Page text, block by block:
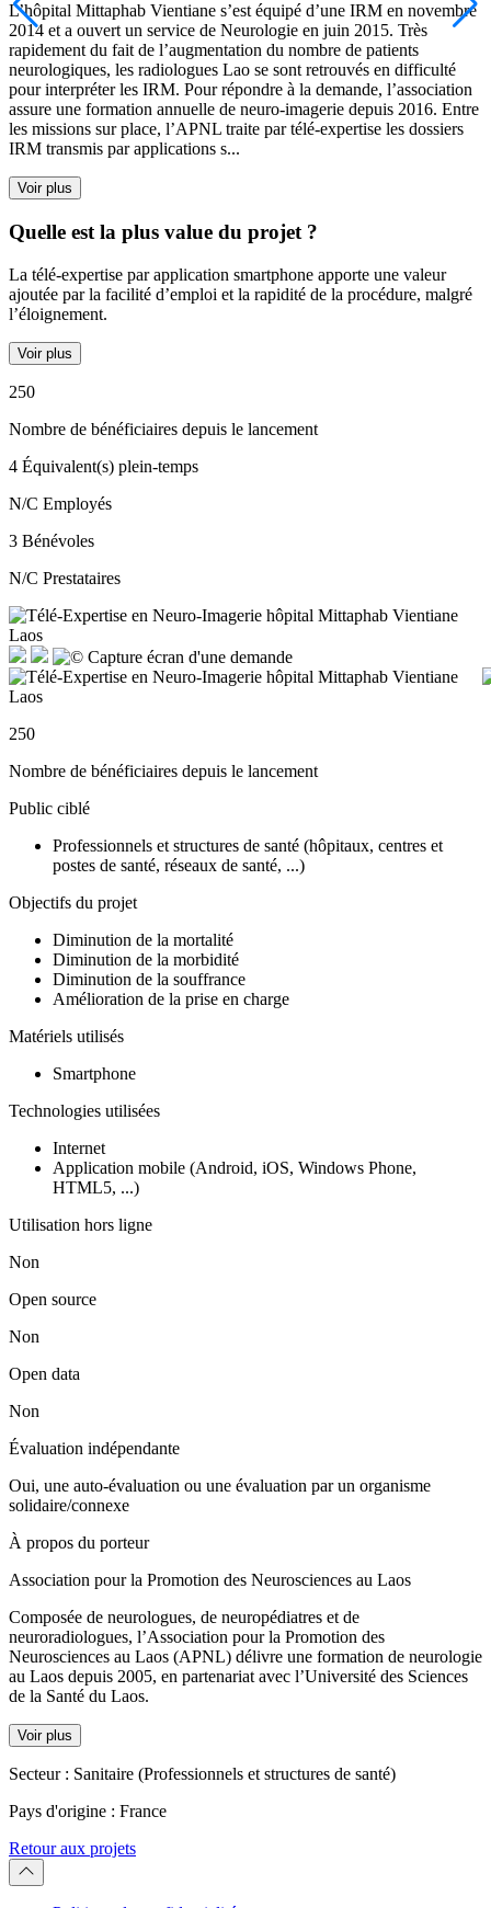
L’hôpital Mittaphab Vientiane s’est équipé d’une IRM en novembre
2014 et a ouvert un service de Neurologie en juin 2015. Très
rapidement du fait de l’augmentation du nombre de patients
neurologiques, les radiologues Lao se sont retrouvés en difficulté
pour interpréter les IRM. Pour répondre à la demande, l’association
assure une formation annuelle de neuro-imagerie depuis 2016. Entre
les missions sur place, l’APNL traite par télé-expertise les dossiers
IRM transmis par applications s...
Voir plus
Quelle est la plus value du projet ?
La télé-expertise par application smartphone apporte une valeur
ajoutée par la facilité d’emploi et la rapidité de la procédure, malgré
l’éloignement.
Voir plus
250
Nombre de bénéficiaires depuis le lancement
4 Équivalent(s) plein-temps
N/C Employés
3 Bénévoles
N/C Prestataires
250
Nombre de bénéficiaires depuis le lancement
Public ciblé
Professionnels et structures de santé (hôpitaux, centres et
postes de santé, réseaux de santé, ...)
Objectifs du projet
Diminution de la mortalité
Diminution de la morbidité
Diminution de la souffrance
Amélioration de la prise en charge
Matériels utilisés
Smartphone
Technologies utilisées
Internet
Application mobile (Android, iOS, Windows Phone,
HTML5, ...)
Utilisation hors ligne
Non
Open source
Non
Open data
Non
Évaluation indépendante
Oui, une auto-évaluation ou une évaluation par un organisme
solidaire/connexe
À propos du porteur
Association pour la Promotion des Neurosciences au Laos
Composée de neurologues, de neuropédiatres et de
neuroradiologues, l’Association pour la Promotion des
Neurosciences au Laos (APNL) délivre une formation de neurologie
au Laos depuis 2005, en partenariat avec l’Université des Sciences
de la Santé du Laos.
Voir plus
Secteur : Sanitaire (Professionnels et structures de santé)
Pays d'origine : France
Retour aux projets